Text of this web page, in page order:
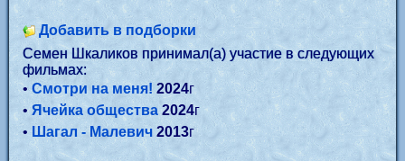
Добавить в подборки
Семен Шкаликов принимал(а) участие в следующих
фильмах:
•Смотри на меня! 2024г
• Ячейка общества 2024г
• Шагал - Малевич 2013г